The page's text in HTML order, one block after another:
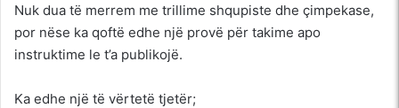
Nuk dua të merrem me trillime shqupiste dhe çimpekase,
por nëse ka qoftë edhe një provë për takime apo
instruktime le t’a publikojë.
Ka edhe një të vërtetë tjetër;